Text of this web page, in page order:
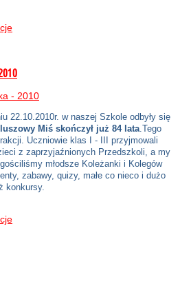
22.10.2010r. w naszej Szkole odbyły się
Miś skończył już 84 lata.Tego
Uczniowie klas I - III przyjmowali
z zaprzyjaźnionych Przedszkoli, a my
młodsze Koleżanki i Kolegów
zabawy, quizy, małe co nieco i dużo
konkursy.